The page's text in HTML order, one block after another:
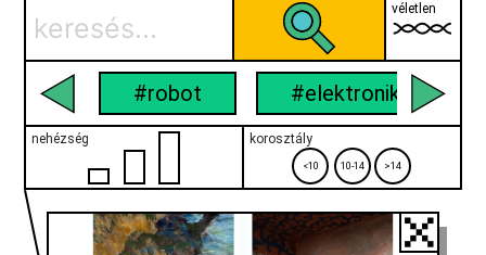
véletlen
#robot #elektronika
nehézség korosztály
<10 10-14 >14